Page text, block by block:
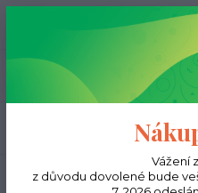
Úvod Young
Vážení
z důvodu dovolené bude